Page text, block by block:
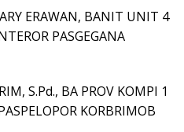
ERAWAN, BANIT UNIT 4
PASGEGANA
S.Pd., BA PROV KOMPI 1
KORBRIMOB